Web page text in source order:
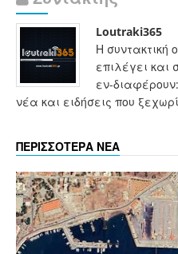
Loutraki365
Η συντακτική
επιλέγει και
εν-
νέα και ειδήσεις που
ΠΕΡΙΣΣΟΤΕΡΑ ΝΕΑ